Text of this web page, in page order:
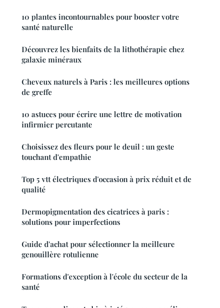
10 plantes incontournables pour booster votre
santé naturelle
Découvrez les bienfaits de la lithothérapie chez
galaxie minéraux
Cheveux naturels à Paris : les meilleures options
de greffe
10 astuces pour écrire une lettre de motivation
infirmier percutante
Choisissez des fleurs pour le deuil : un geste
touchant d'empathie
Top 5 vtt électriques d'occasion à prix réduit et de
qualité
Dermopigmentation des cicatrices à paris :
solutions pour imperfections
Guide d'achat pour sélectionner la meilleure
genouillère rotulienne
Formations d'exception à l'école du secteur de la
santé